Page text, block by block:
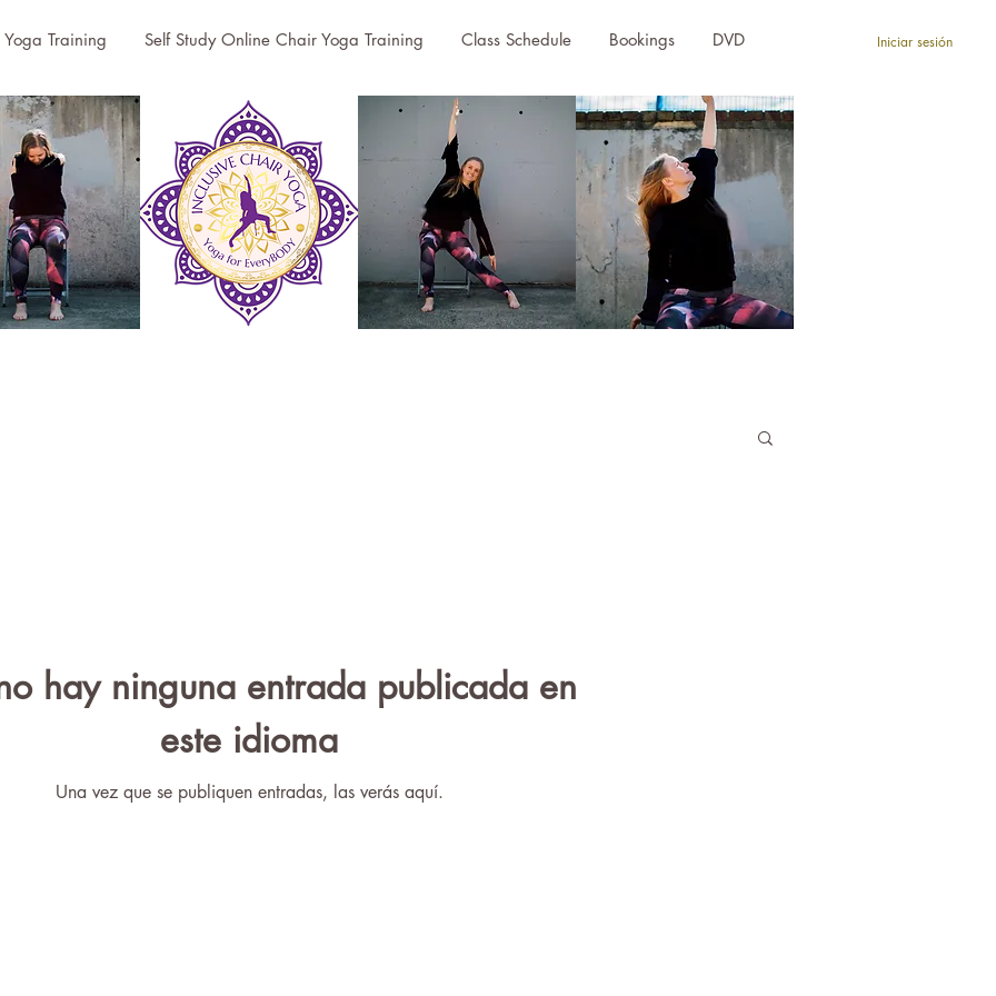
Training Self Study Online Chair Yoga Training Class Schedule Bookings DVD Iniciar sesión
hay ninguna entrada publicada en
este idioma
Una vez que se publiquen entradas, las verás aquí.